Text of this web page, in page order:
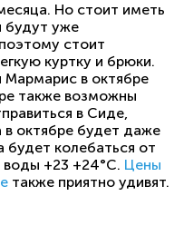
Но стоит иметь
будут уже
стоит
куртку и брюки.
Мармарис в октябре
также возможны
в Сиде,
в октябре будет даже
будет колебаться от
+23 +24°С. Цены
также приятно удивят.